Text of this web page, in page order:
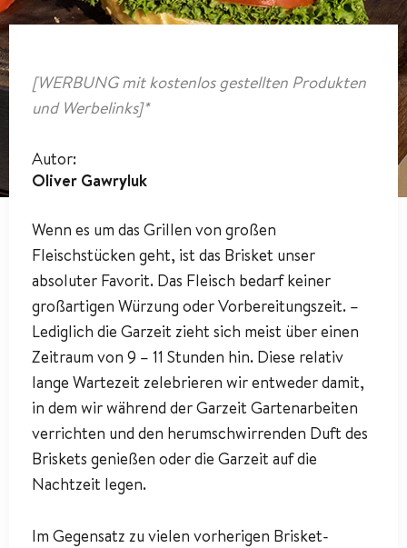
[WERBUNG mit kostenlos gestellten Produkten
und Werbelinks]*
Autor:
Oliver Gawryluk
Wenn es um das Grillen von großen
Fleischstücken geht, ist das Brisket unser
absoluter Favorit. Das Fleisch bedarf keiner
großartigen Würzung oder Vorbereitungszeit. –
Lediglich die Garzeit zieht sich meist über einen
Zeitraum von 9 – 11 Stunden hin. Diese relativ
lange Wartezeit zelebrieren wir entweder damit,
in dem wir während der Garzeit Gartenarbeiten
verrichten und den herumschwirrenden Duft des
Briskets genießen oder die Garzeit auf die
Nachtzeit legen.
Im Gegensatz zu vielen vorherigen Brisket-